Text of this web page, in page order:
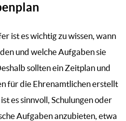
ist es wichtig zu wissen, wann
und welche Aufgaben sie
sollten ein Zeitplan und
für die Ehrenamtlichen erstellt
es sinnvoll, Schulungen oder
Aufgaben anzubieten, etwa